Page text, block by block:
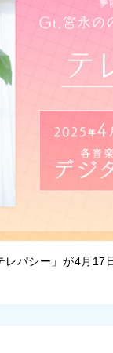
パシー」が4月17